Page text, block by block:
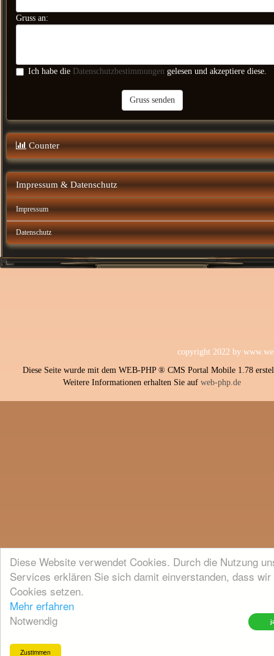
Diese Website verwendet Cookies. Durch die Nutzung
Services erklären Sie sich damit einverstanden, dass wir
Cookies setzen.
Mehr erfahren
Notwendig
Zustimmen
Gruss an:
Ich habe die Datenschutzbestimmungen gelesen und akzeptiere diese.
Gruss senden
Counter
Impressum & Datenschutz
Impressum
Datenschutz
copyright 2022 by
Diese Seite wurde mit dem WEB-PHP ® CMS Portal Mobile 1.78
Weitere Informationen erhalten Sie auf web-php.de